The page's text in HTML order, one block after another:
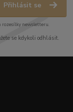
Přihlásit se
rozesílky newsletteru.
se kdykoli odhlásit.